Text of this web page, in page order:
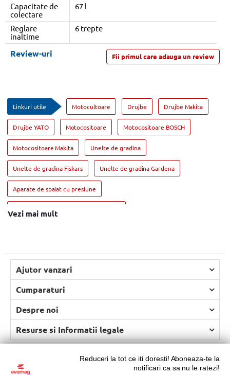
Capacitate de
colectare
67 l
Reglare
inaltime
6 trepte
Fii primul care adauga un review
Review-uri
Linkuri utile Motocultoare Drujbe Drujbe Makita
Drujbe YATO Motocositoare Motocositoare BOSCH
Motocositoare Makita Unelte de gradina
Unelte de gradina Fiskars Unelte de gradina Gardena
Aparate de spalat cu presiune
Aparate de spalat cu presiune Karcher
Accesorii masina tuns iarba & motocoase BOSCH
Accesorii masina tuns iarba & motocoase DeWALT
Accesorii Motosape si Motocultoare
Accesorii Motosape si Motocultoare Hyundai
Vezi mai mult
Ajutor vanzari
Cumparaturi
Despre noi
Resurse si Informatii legale
Bloc C, Drumul Intre Tarlale 160 - 174, Sector 3, Bucureşti.Vezi hartă
Reduceri la tot ce iti doresti! Aboneaza-te la
notificari ca sa nu le ratezi!